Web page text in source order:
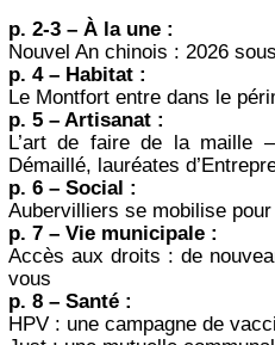
p. 2-3 – À la une :
Nouvel An chinois : 2026
p. 4 – Habitat :
Le Montfort entre dans le
p. 5 – Artisanat :
L’art de faire de la maille
Démaillé, lauréates
p. 6 – Social :
Aubervilliers se mobilise
p. 7 – Vie municipale :
Accès aux droits : de
vous
p. 8 – Santé :
HPV : une campagne de